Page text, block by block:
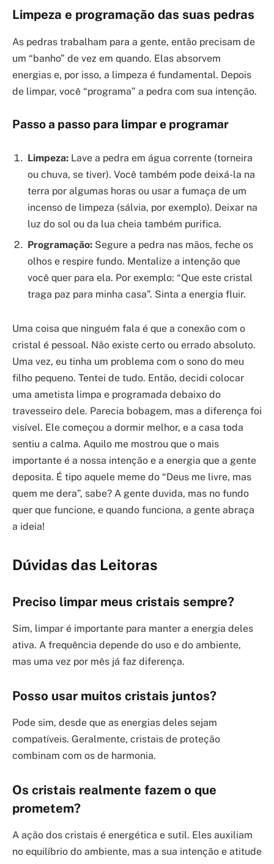
Limpeza e programação das suas pedras
As pedras trabalham para a gente, então precisam de
um “banho” de vez em quando. Elas absorvem
energias e, por isso, a limpeza é fundamental. Depois
de limpar, você “programa” a pedra com sua intenção.
Passo a passo para limpar e programar
Limpeza: Lave a pedra em água corrente (torneira
ou chuva, se tiver). Você também pode deixá-la na
terra por algumas horas ou usar a fumaça de um
incenso de limpeza (sálvia, por exemplo). Deixar na
luz do sol ou da lua cheia também purifica.
Programação: Segure a pedra nas mãos, feche os
olhos e respire fundo. Mentalize a intenção que
você quer para ela. Por exemplo: “Que este cristal
traga paz para minha casa”. Sinta a energia fluir.
Uma coisa que ninguém fala é que a conexão com o
cristal é pessoal. Não existe certo ou errado absoluto.
Uma vez, eu tinha um problema com o sono do meu
filho pequeno. Tentei de tudo. Então, decidi colocar
uma ametista limpa e programada debaixo do
travesseiro dele. Parecia bobagem, mas a diferença foi
visível. Ele começou a dormir melhor, e a casa toda
sentiu a calma. Aquilo me mostrou que o mais
importante é a nossa intenção e a energia que a gente
deposita. É tipo aquele meme do “Deus me livre, mas
quem me dera”, sabe? A gente duvida, mas no fundo
quer que funcione, e quando funciona, a gente abraça
a ideia!
Dúvidas das Leitoras
Preciso limpar meus cristais sempre?
Sim, limpar é importante para manter a energia deles
ativa. A frequência depende do uso e do ambiente,
mas uma vez por mês já faz diferença.
Posso usar muitos cristais juntos?
Pode sim, desde que as energias deles sejam
compatíveis. Geralmente, cristais de proteção
combinam com os de harmonia.
Os cristais realmente fazem o que
prometem?
A ação dos cristais é energética e sutil. Eles auxiliam
no equilíbrio do ambiente, mas a sua intenção e atitude